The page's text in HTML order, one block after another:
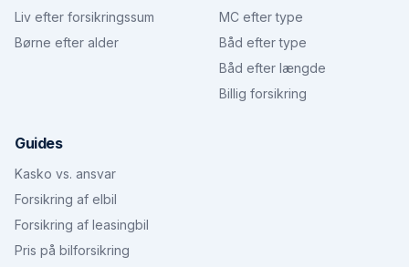
Liv efter forsikringssum
Børne efter alder
MC efter type
Båd efter type
Båd efter længde
Billig forsikring
Guides
Kasko vs. ansvar
Forsikring af elbil
Forsikring af leasingbil
Pris på bilforsikring